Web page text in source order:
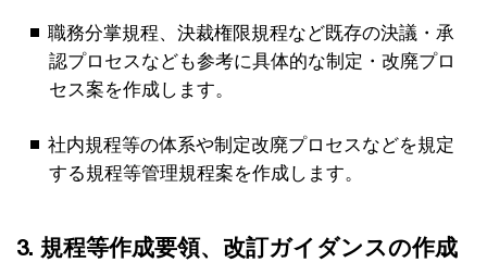
職務分掌規程、決裁権限規程など既存の決議・承
認プロセスなども参考に具体的な制定・改廃プロ
セス案を作成します。
社内規程等の体系や制定改廃プロセスなどを規定
する規程等管理規程案を作成します。
3. 規程等作成要領、改訂ガイダンスの作成